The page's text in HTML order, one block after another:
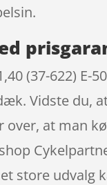
(37-622)
Vidste du,
at man
store udvalg